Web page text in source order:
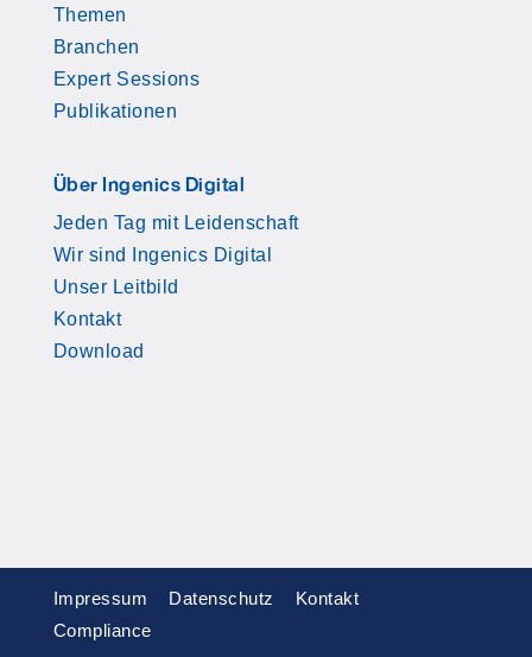
Themen
Branchen
Expert Sessions
Publikationen
Über Ingenics Digital
Jeden Tag mit Leidenschaft
Wir sind Ingenics Digital
Unser Leitbild
Kontakt
Download
Impressum Datenschutz
Kontakt
Compliance